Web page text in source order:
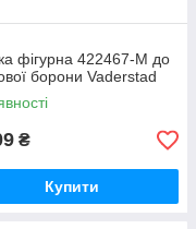
фігурна 422467-M до
борони Vaderstad
₴
Купити